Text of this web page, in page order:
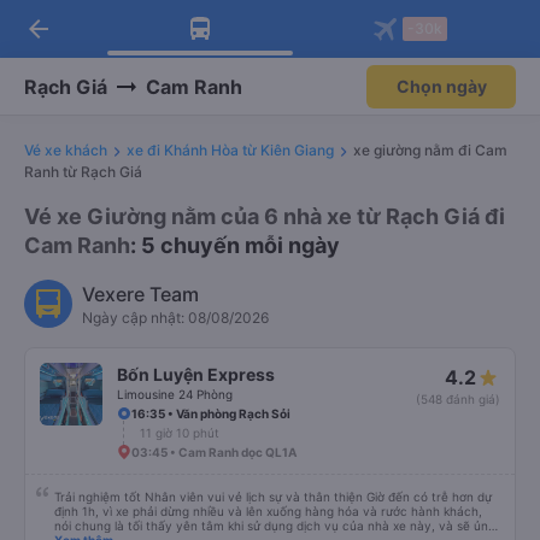
Tải app Vexere ngay!
Nhận ưu đãi thành viên độc
Mở app
Tải app Vexere
-30k/ghế khi đặt vé máy bay qua
Mở app
arrow_back
Rạch Giá Cam Ranh Chọn ngày
Vé xe khách xe đi Khánh Hòa từ Kiên Giang
xe giường nằm đi Cam
Ranh từ Rạch Giá
Vé xe Giường nằm của 6 nhà xe từ Rạch Giá đi
Cam Ranh: 5 chuyến mỗi ngày
Vexere Team
Ngày cập nhật: 08/08/2026
Bốn Luyện Express
Limousine 24 Phòng
4.2
(548 đánh giá)
16:35 • Văn phòng Rạch Sỏi
11 giờ 10 phút
03:45 • Cam Ranh dọc QL1A
Trải nghiệm tốt Nhân viên vui vẻ lịch sự và thân thiện Giờ đến có trễ hơn dự
định 1h, vì xe phải dừng nhiều và lên xuống hàng hóa và rước hành khách,
nói chung là tối thấy yên tâm khi sử dụng dịch vụ của nhà xe này, và sẽ ủng